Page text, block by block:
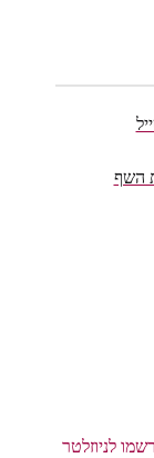
לניוזלטר